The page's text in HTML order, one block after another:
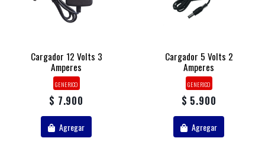
Cargador 12 Volts 3
Amperes
GENERICO
$ 7.900
Agregar
Cargador 5 Volts 2
Amperes
GENERICO
$ 5.900
Agregar